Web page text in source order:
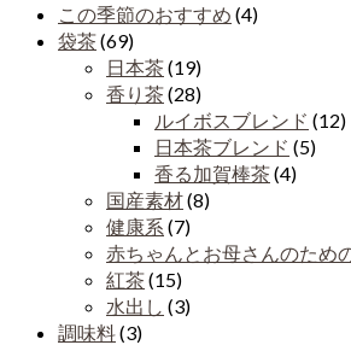
この季節のおすすめ (4)
袋茶(69)
日本茶(19)
香り茶(28)
ルイボスブレンド (12)
日本茶ブレンド (5)
香る加賀棒茶(4)
国産素材(8)
健康系 (7)
赤ちゃんとお母さんのため
紅茶(15)
水出し (3)
調味料(3)